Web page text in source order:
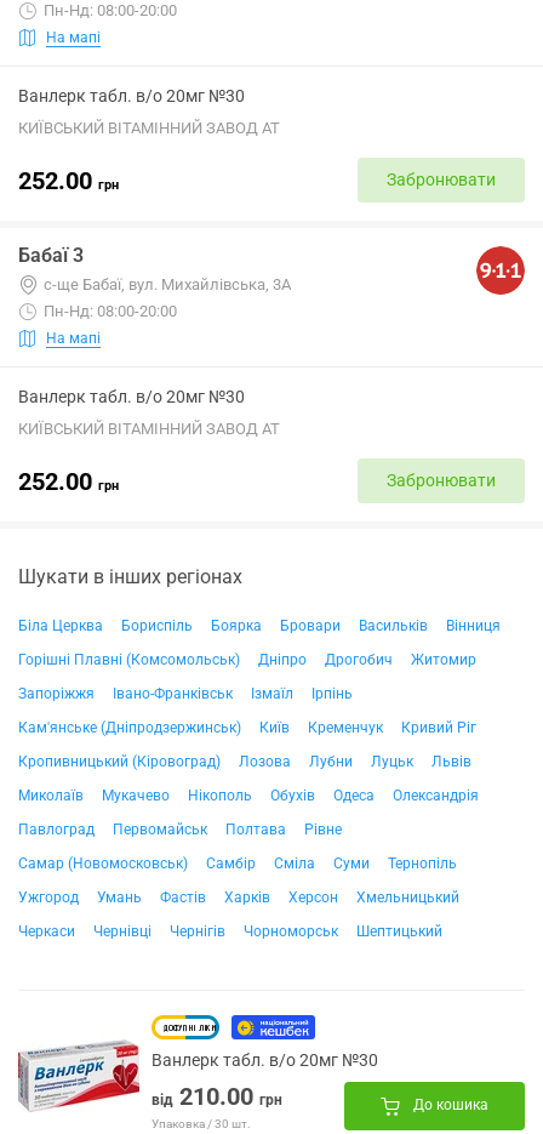
Пн-Нд: 08:00-20:00
На мапі
Ванлерк табл. в/о 20мг №30
КИЇВСЬКИЙ ВІТАМІННИЙ ЗАВОД АТ
252.00 грн Забронювати
Бабаї 3
с-ще Бабаї, вул. Михайлівська, 3А
Пн-Нд: 08:00-20:00
На мапі
Ванлерк табл. в/о 20мг №30
КИЇВСЬКИЙ ВІТАМІННИЙ ЗАВОД АТ
252.00 грн Забронювати
Шукати в інших регіонах
Біла Церква Бориспіль Боярка Бровари Васильків
Вінниця
Горішні Плавні (Комсомольськ)
Дніпро Дрогобич
Житомир
Запоріжжя
Івано-Франківськ Ізмаїл
Ірпінь
Кам'янське (Дніпродзержинськ)
Київ Кременчук
Кривий Ріг
Кропивницький (Кіровоград)
Лозова Лубни Луцьк
Львів
Миколаїв
Мукачево Нікополь Обухів Одеса
Олександрія
Павлоград
Первомайськ Полтава
Рівне
Самар (Новомосковськ)
Самбір Сміла Суми
Тернопіль
Ужгород
Умань Фастів Харків Херсон
Хмельницький
Черкаси
Чернівці Чернігів Чорноморськ Шептицький
Ванлерк табл. в/о 20мг №30
від 210.00 грн
Упаковка / 30 шт.
До кошика